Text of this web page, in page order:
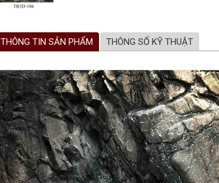
THÔNG TIN SẢN PHẨM THÔNG SỐ KỸ THUẬT